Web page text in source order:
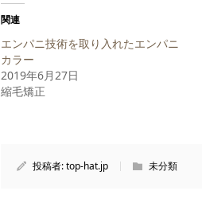
て
有
し
い
ウ
ィ
ま
す)
ク
リ
し
て
ウ
ィ
共
有
ま
す)
関連
エンパニ技術を取り入れたエンパニ
カラー
2019年6月27日
縮毛矯正
投稿者:top-hat.jp 未分類